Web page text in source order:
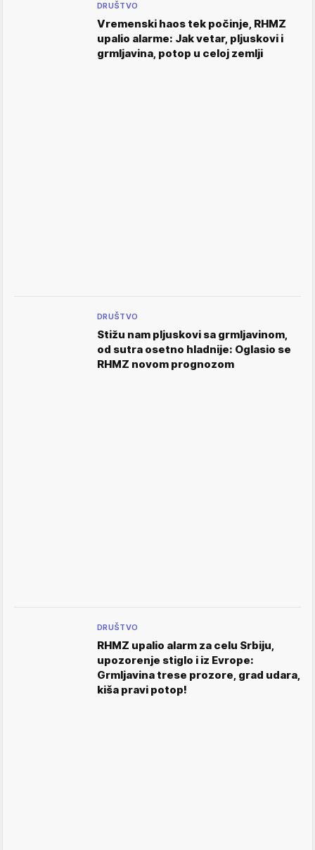
DRUŠTVO
Vremenski haos tek počinje, RHMZ
upalio alarme: Jak vetar, pljuskovi i
grmljavina, potop u celoj zemlji
DRUŠTVO
Stižu nam pljuskovi sa grmljavinom,
od sutra osetno hladnije: Oglasio se
RHMZ novom prognozom
DRUŠTVO
RHMZ upalio alarm za celu Srbiju,
upozorenje stiglo i iz Evrope:
Grmljavina trese prozore, grad udara,
kiša pravi potop!